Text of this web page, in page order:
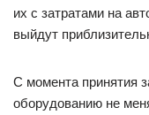
их с затратами на
выйдут
С момента принятия
оборудованию не